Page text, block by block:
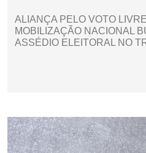
ALIANÇA PELO VOTO
MOBILIZAÇÃO NACIONAL
ASSÉDIO ELEITORAL NO